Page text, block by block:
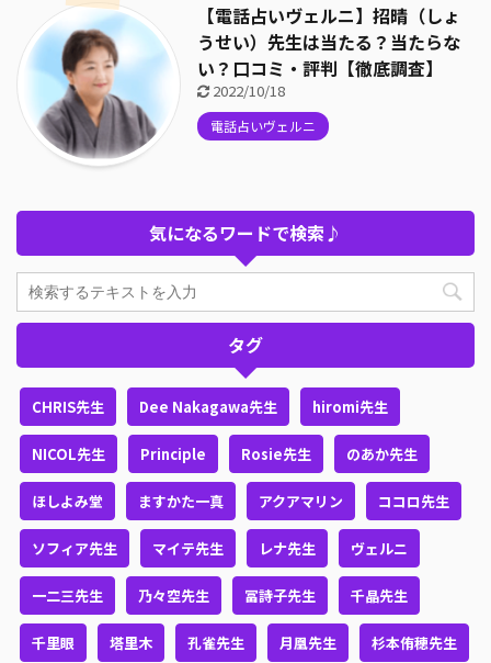
【電話占いヴェルニ】招晴（しょ
うせい）先生は当たる？当たらな
い？口コミ・評判【徹底調査】
2022/10/18
電話占いヴェルニ
気になるワードで検索♪
タグ
CHRIS先生 Dee Nakagawa先生 hiromi先生
NICOL先生 Principle Rosie先生 のあか先生
ほしよみ堂 ますかた一真 アクアマリン ココロ先生
ソフィア先生 マイテ先生 レナ先生 ヴェルニ
一二三先生 乃々空先生 冨詩子先生 千晶先生
千里眼 塔里木 孔雀先生 月凰先生 杉本侑穂先生